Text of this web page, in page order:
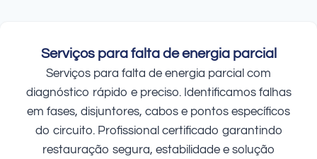
Serviços para falta de energia parcial
Serviços para falta de energia parcial com
diagnóstico rápido e preciso. Identificamos falhas
em fases, disjuntores, cabos e pontos específicos
do circuito. Profissional certificado garantindo
restauração segura, estabilidade e solução